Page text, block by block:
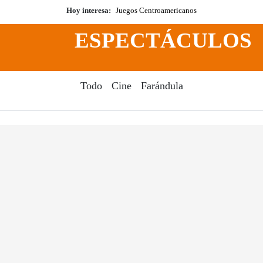
Hoy interesa: Juegos Centroamericanos
ESPECTÁCULOS
Todo Cine Farándula